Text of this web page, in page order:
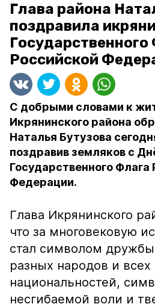
Глава района
поздравила
Государственного
Российской
С добрыми словами к
Икрянинского района
Наталья Бутузова
поздравив земляков с
Государственного Флага
Федерации.
Глава Икрянинского
что за многовековую
стал символом
разных народов и всех
национальностей,
несгибаемой воли и